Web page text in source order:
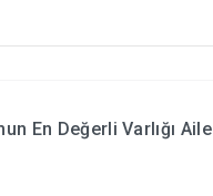
En Değerli Varlığı Aile